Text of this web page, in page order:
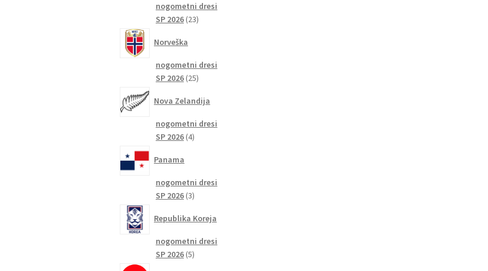
nogometni dresi
SP 2026 2323
Norveška
nogometni dresi
SP 2026 2525
Nova Zelandija
nogometni dresi
SP 2026 44
Panama
nogometni dresi
SP 2026 33
Republika Koreja
nogometni dresi
SP 2026 55